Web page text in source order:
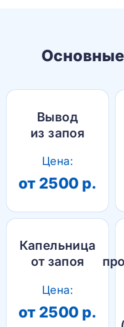
Основные
Вывод
из запоя
Цена:
от 2500 р.
Капельница
от запоя
Цена:
от 2500 р.